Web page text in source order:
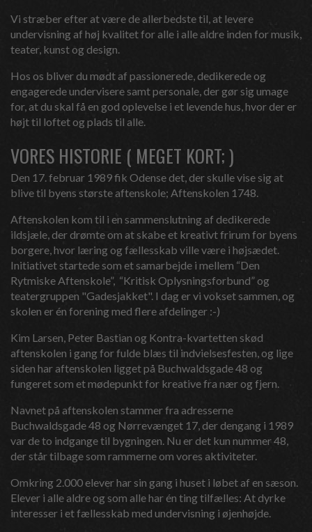
Vi stræber efter at være de allerbedste til, at levere
undervisning af høj kvalitet for alle i alle aldre inden formusik,
teater, kunstog design.
Hos os bliver du mødt af passionerede, dedikerede og
engagerede undervisere samt personale, der gør sig umage
for, at du skal få en god oplevelse i et levende hus, hvor der er
højt til loftet og plads til alle.
VORES HISTORIE ( MEGET KORT; )
Den 17. februar 1989 fik Odense det, der skulle vise sig at
blive til byens største aftenskole; Aftenskolen 1748.
Aftenskolen kom til i en sammenslutning af dedikerede
ildsjæle, der drømte om at skabe et kreativt frirum for byens
borgere, hvor læring og fællesskab ville være i højsædet.
Initiativet startede som et samarbejde i mellem “Den
Rytmiske Aftenskole”, “Kritisk Oplysningsforbund” og
teatergruppen "Gadesjakket". I dag er vi vokset sammen, og
skolen er én forening med flere afdelinger :-)
Kim Larsen, Peter Bastian og Kontra-kvartetten skød
aftenskolen i gang for fulde blæs til indvielsesfesten, og lige
siden har aftenskolen ligget på Buchwaldsgade 48 og
fungeret som et mødepunkt for kreative fra nær og fjern.
Navnet på aftenskolen stammer fra adresserne
Buchwaldsgade 48 og Nørrevænget 17, der dengang i 1989
var de to indgange til bygningen. Nu er det kun nummer 48,
der står tilbage som rammerne om vores aktiviteter.
Omkring 2.000 elever har sin gang i huset i løbet af en sæson.
Elever i alle aldre og som alle har én ting tilfælles: At dyrke
interesser i et fællesskab med undervisning i øjenhøjde.